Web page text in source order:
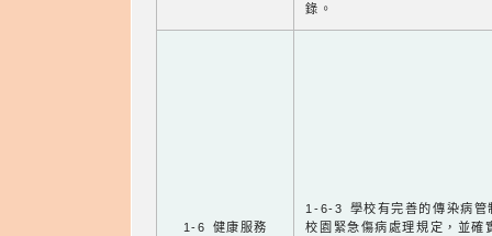
錄。
1-6 健康服務
1-6-3 學校有完善的傳染病管
校園緊急傷病處理規定，並確